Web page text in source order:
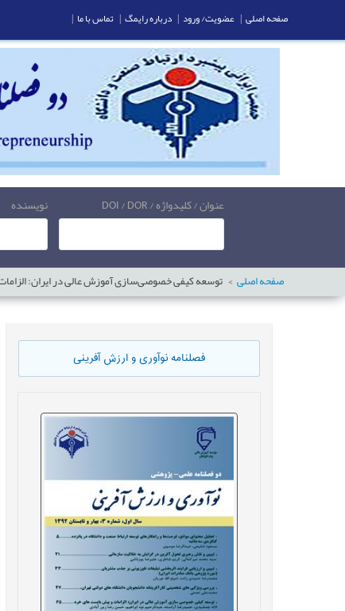
عنوان / کلیدواژه / DOI / DOR نویسنده
صفحه اصلی توسعه کیفی خصوصی‌سازی آموزش عالی در ایران:
فصلنامه نوآوری و ارزش آفرینی
صفحه اصلی | عضویت/ ورود | درباره رایمگ | تماس با ما |